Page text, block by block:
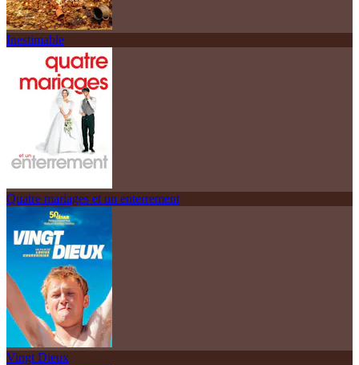
Inestimable
Quatre mariages et un enterrement
Vingt Dieux